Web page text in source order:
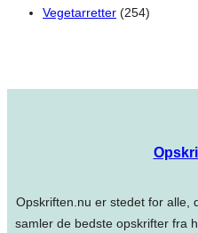
Vegetarretter (254)
Opskriften.nu er stedet for alle,
samler de bedste opskrifter fra